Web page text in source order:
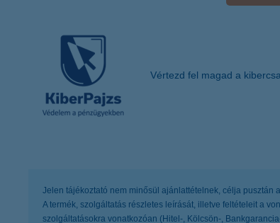
Vértezd fel magad a
Jelen tájékoztató nem minősül ajánlattételnek, célja pusztán
A termék, szolgáltatás részletes leírását, illetve feltételeit a
szolgáltatásokra vonatkozóan (Hitel-, Kölcsön-,